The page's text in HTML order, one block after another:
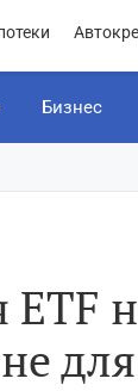
Бизнес
ETF
для